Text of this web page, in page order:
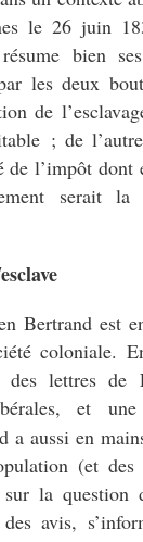
le 26 juin
bien
les deux
de
; de
de l’impôt dont
serait
est en
coloniale.
des lettres de
et une
a aussi en
(et des
la question
avis,